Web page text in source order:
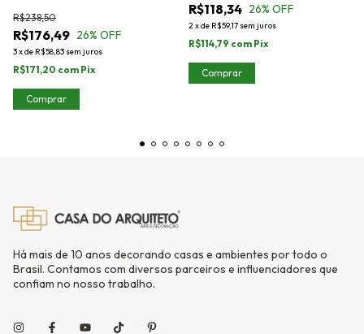
R$176,49
R$238,50
26% OFF
3xde R$58,83 sem juros
R$171,20 com Pix
Comprar
R$118,34 26% OFF
2xde R$59,17 sem juros
R$114,79 com Pix
Comprar
Há mais de 10 anos decorando casas e ambientes por todo o
Brasil. Contamos com diversos parceiros e influenciadores que
confiam no nosso trabalho.